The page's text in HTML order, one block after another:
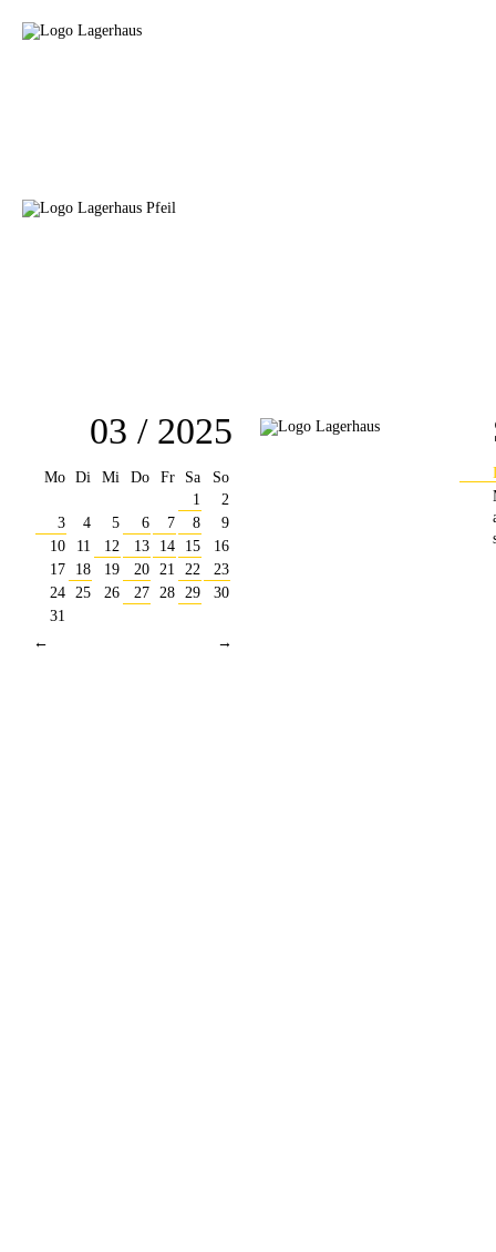
03 / 2025
Mo Di Mi Do Fr Sa
So
1
2
3
4 5 6 7 8
9
10
11 12 13 14 15
16
17
18 19 20 21 22
23
24 25 26 27 28 29
30
31
←
→